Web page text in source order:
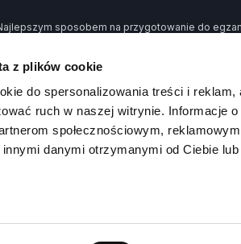
z plików cookie
do spersonalizowania treści i reklam,
ruch w naszej witrynie. Informacje
społecznościowym,
innymi danymi otrzymanymi od Ciebie
sposobem na przygotowanie do